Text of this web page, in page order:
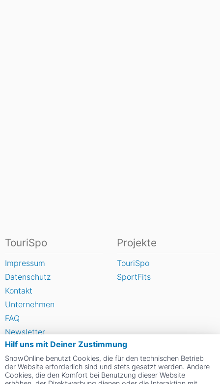
Hilf uns mit Deiner Zustimmung
SnowOnline benutzt Cookies, die für den technischen Betrieb
der Website erforderlich sind und stets gesetzt werden. Andere
Cookies, die den Komfort bei Benutzung dieser Website
TouriSpo
Impressum
Datenschutz
Kontakt
Unternehmen
FAQ
Newsletter
Widget
Umfragen
Skigebiet bewerten
Projekte
TouriSpo
SportFits